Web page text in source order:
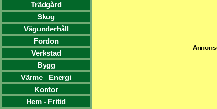
Trädgård
Skog
Vägunderhåll
Fordon
Verkstad
Bygg
Värme - Energi
Kontor
Hem - Fritid